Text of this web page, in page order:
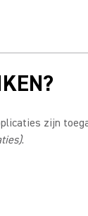
zijn
.